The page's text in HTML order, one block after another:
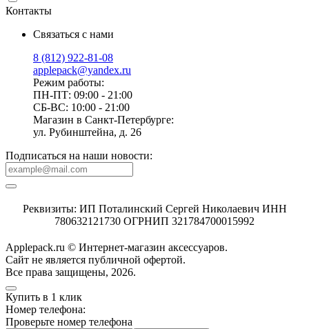
Контакты
Связаться с нами
8 (812) 922-81-08
applepack@yandex.ru
Режим работы:
ПН-ПТ: 09:00 - 21:00
СБ-ВС: 10:00 - 21:00
Магазин в Санкт-Петербурге:
ул. Рубинштейна, д. 26
Подписаться на наши новости:
Реквизиты: ИП Поталинский Сергей Николаевич ИНН
780632121730 ОГРНИП 321784700015992
Applepack.ru © Интернет-магазин аксессуаров.
Cайт не является публичной офертой.
Все права защищены, 2026.
Купить в 1 клик
Номер телефона:
Проверьте номер телефона